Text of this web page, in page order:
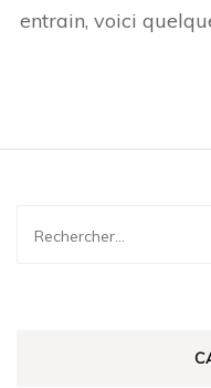
entrain, voici
Rechercher :